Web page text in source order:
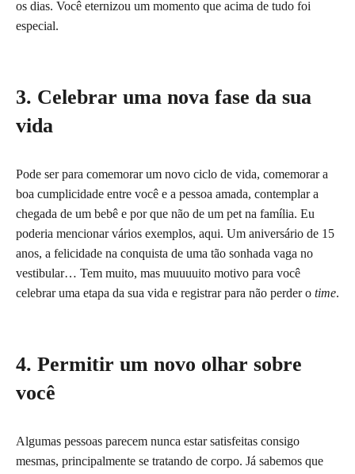
os dias. Você eternizou um momento que acima de tudo foi
especial.
3. Celebrar uma nova fase da sua
vida
Pode ser para comemorar um novo ciclo de vida, comemorar a
boa cumplicidade entre você e a pessoa amada, contemplar a
chegada de um bebê e por que não de um pet na família. Eu
poderia mencionar vários exemplos, aqui. Um aniversário de 15
anos, a felicidade na conquista de uma tão sonhada vaga no
vestibular… Tem muito, mas muuuuito motivo para você
celebrar uma etapa da sua vida e registrar para não perder o time.
4. Permitir um novo olhar sobre
você
Algumas pessoas parecem nunca estar satisfeitas consigo
mesmas, principalmente se tratando de corpo. Já sabemos que